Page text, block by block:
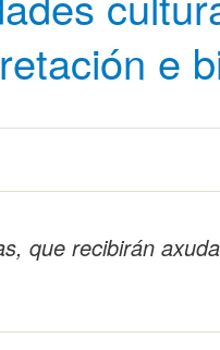
e
que recibirán